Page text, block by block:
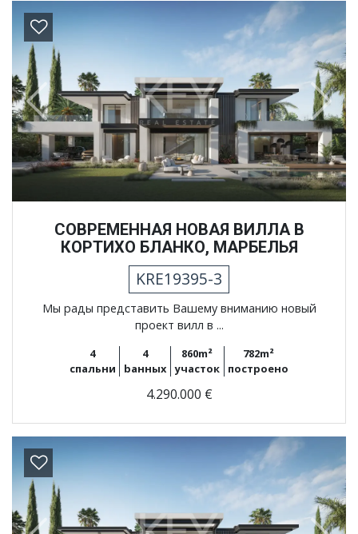
Previous Next
СОВРЕМЕННАЯ НОВАЯ ВИЛЛА В
КОРТИХО БЛАНКО, МАРБЕЛЬЯ
KRE19395-3
Мы рады представить Вашему вниманию новый
проект вилл в ...
4
спальни
4
bанных
860m²
участок
782m²
построено
4.290.000 €